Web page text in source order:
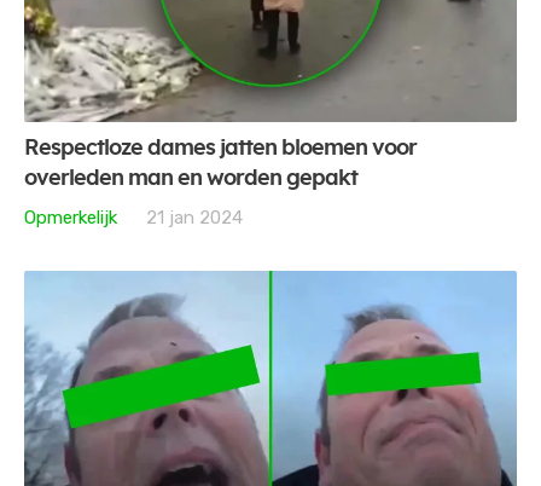
Respectloze dames jatten bloemen voor
overleden man en worden gepakt
Opmerkelijk
21 jan 2024